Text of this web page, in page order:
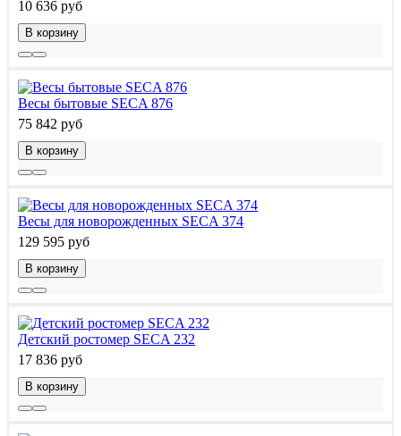
10 636 руб
В корзину
Весы бытовые SECA 876
75 842 руб
В корзину
Весы для новорожденных SECA 374
129 595 руб
В корзину
Детский ростомер SECA 232
17 836 руб
В корзину